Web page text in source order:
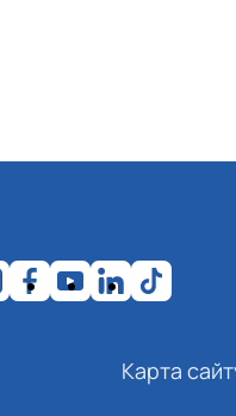
Карта